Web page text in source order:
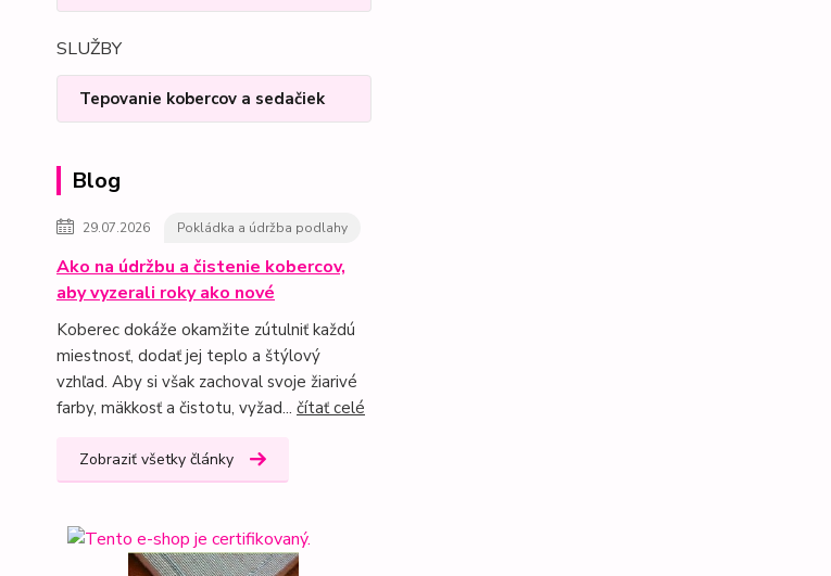
SLUŽBY
Tepovanie kobercov a sedačiek
Blog
29.07.2026 Pokládka a údržba podlahy
Ako na údržbu a čistenie kobercov,
aby vyzerali roky ako nové
Koberec dokáže okamžite zútulniť každú
miestnosť, dodať jej teplo a štýlový
vzhľad. Aby si však zachoval svoje žiarivé
farby, mäkkosť a čistotu, vyžad... čítať celé
Zobraziť všetky články